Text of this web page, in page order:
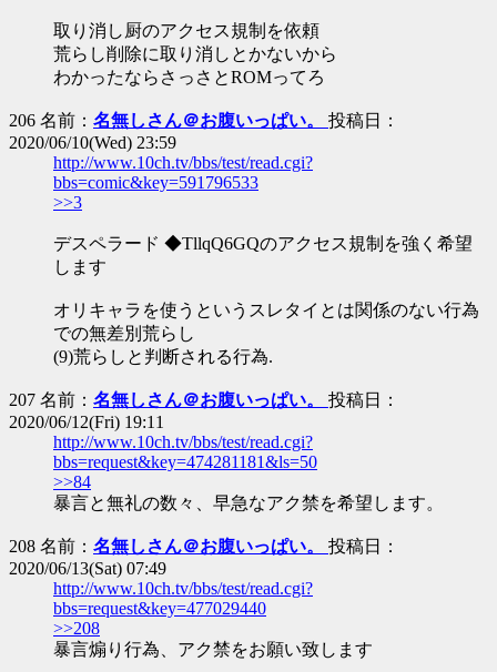
取り消し厨のアクセス規制を依頼
荒らし削除に取り消しとかないから
わかったならさっさとROMってろ
206 名前： 名無しさん＠お腹いっぱい。 投稿日：
2020/06/10(Wed) 23:59
http://www.10ch.tv/bbs/test/read.cgi?
bbs=comic&key=591796533
>>3
デスペラード ◆TllqQ6GQのアクセス規制を強く希望
します
オリキャラを使うというスレタイとは関係のない行為
での無差別荒らし
(9)荒らしと判断される行為.
207 名前： 名無しさん＠お腹いっぱい。 投稿日：
2020/06/12(Fri) 19:11
http://www.10ch.tv/bbs/test/read.cgi?
bbs=request&key=474281181&ls=50
>>84
暴言と無礼の数々、早急なアク禁を希望します。
208 名前： 名無しさん＠お腹いっぱい。 投稿日：
2020/06/13(Sat) 07:49
http://www.10ch.tv/bbs/test/read.cgi?
bbs=request&key=477029440
>>208
暴言煽り行為、アク禁をお願い致します